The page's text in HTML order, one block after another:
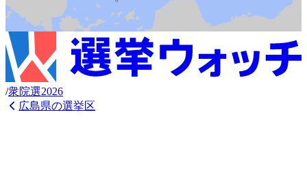
/衆院選2026
広島県の選挙区